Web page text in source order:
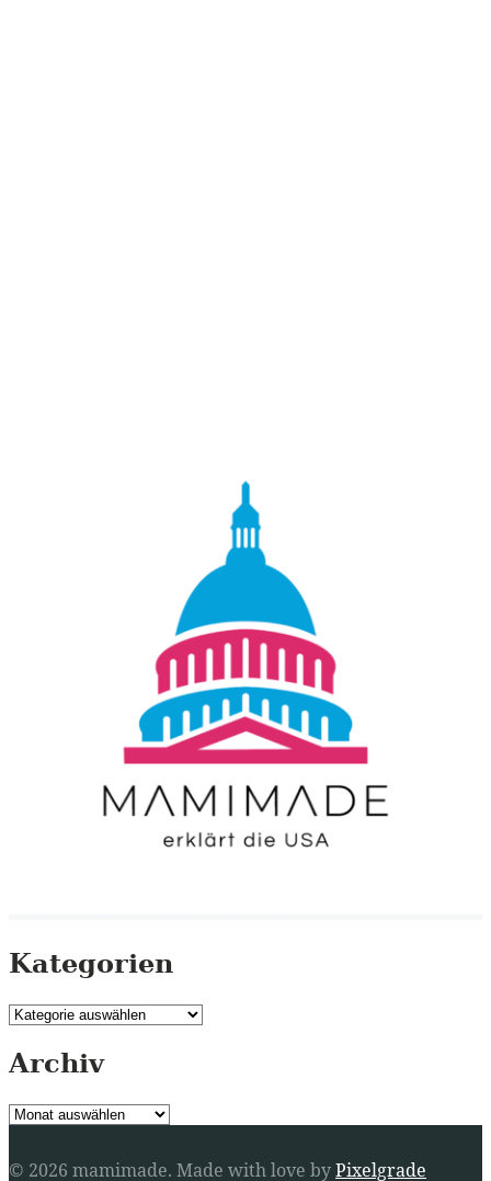
Kategorien
Kategorien
Archiv
Archiv
© 2026 mamimade. Made with love byPixelgrade